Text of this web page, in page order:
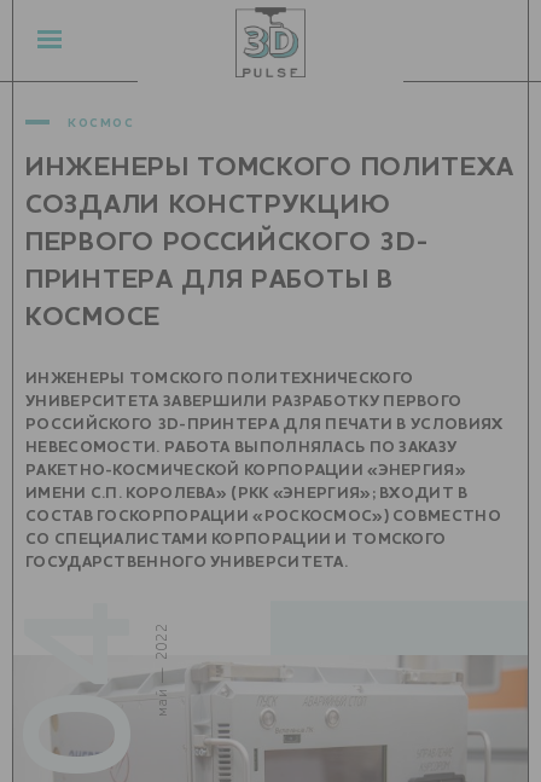
космос
ИНЖЕНЕРЫ ТОМСКОГО ПОЛИТЕХА
СОЗДАЛИ КОНСТРУКЦИЮ
ПЕРВОГО РОССИЙСКОГО 3D-
ПРИНТЕРА ДЛЯ РАБОТЫ В
КОСМОСЕ
ИНЖЕНЕРЫ ТОМСКОГО ПОЛИТЕХНИЧЕСКОГО
УНИВЕРСИТЕТА ЗАВЕРШИЛИ РАЗРАБОТКУ ПЕРВОГО
РОССИЙСКОГО 3D-ПРИНТЕРА ДЛЯ ПЕЧАТИ В УСЛОВИЯХ
НЕВЕСОМОСТИ. РАБОТА ВЫПОЛНЯЛАСЬ ПО ЗАКАЗУ
РАКЕТНО-КОСМИЧЕСКОЙ КОРПОРАЦИИ «ЭНЕРГИЯ»
ИМЕНИ С.П. КОРОЛЕВА» (РКК «ЭНЕРГИЯ»; ВХОДИТ В
СОСТАВ ГОСКОРПОРАЦИИ «РОСКОСМОС») СОВМЕСТНО
СО СПЕЦИАЛИСТАМИ КОРПОРАЦИИ И ТОМСКОГО
ГОСУДАРСТВЕННОГО УНИВЕРСИТЕТА.
04май — 2022